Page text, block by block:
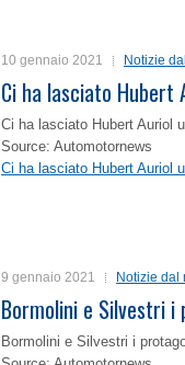
10 gennaio 2021 Notizie
Ci ha lasciato Hubert
Ci ha lasciato Hubert Auriol
Source: Automotornews
Ci ha lasciato Hubert Auriol
9 gennaio 2021 Notizie dal
Bormolini e Silvestri i
Bormolini e Silvestri i